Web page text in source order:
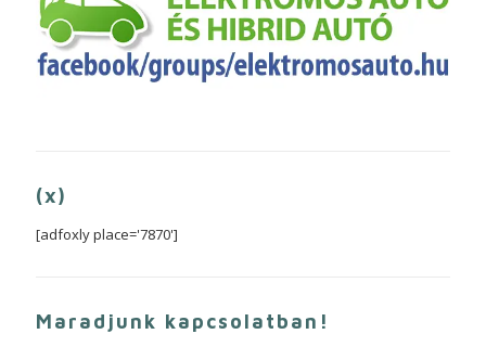
(x)
[adfoxly place='7870']
Maradjunk kapcsolatban!